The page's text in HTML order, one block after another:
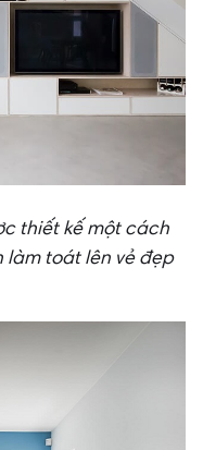
thiết kế một cách
làm toát lên vẻ đẹp